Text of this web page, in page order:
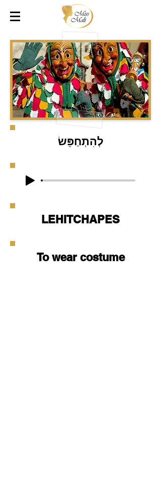
לְהִתְחַפֵּשׂ
LEHITCHAPES
To wear costume